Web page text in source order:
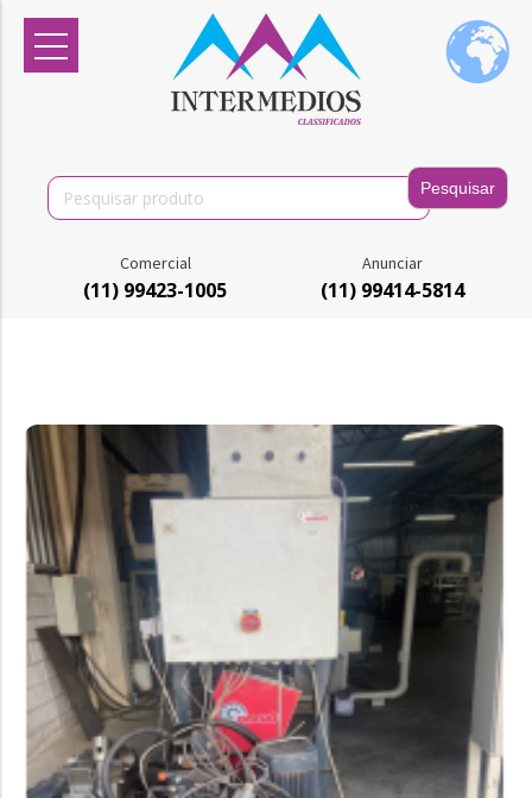
Search
for:
Comercial
(11) 99423-1005
Anunciar
(11) 99414-5814